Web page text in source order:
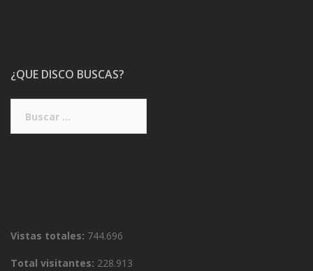
¿QUE DISCO BUSCAS?
Vistas totales: 744.696
Total visitantes: 228.913